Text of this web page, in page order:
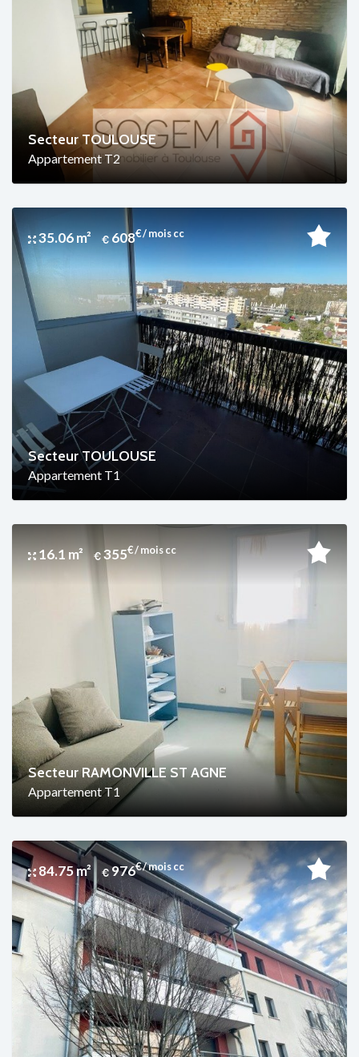
Secteur TOULOUSE
Appartement T2
35.06 m² 608€ / mois cc
Secteur TOULOUSE
Appartement T1
16.1 m² 355€ / mois cc
Secteur RAMONVILLE ST AGNE
Appartement T1
84.75 m² 976€ / mois cc